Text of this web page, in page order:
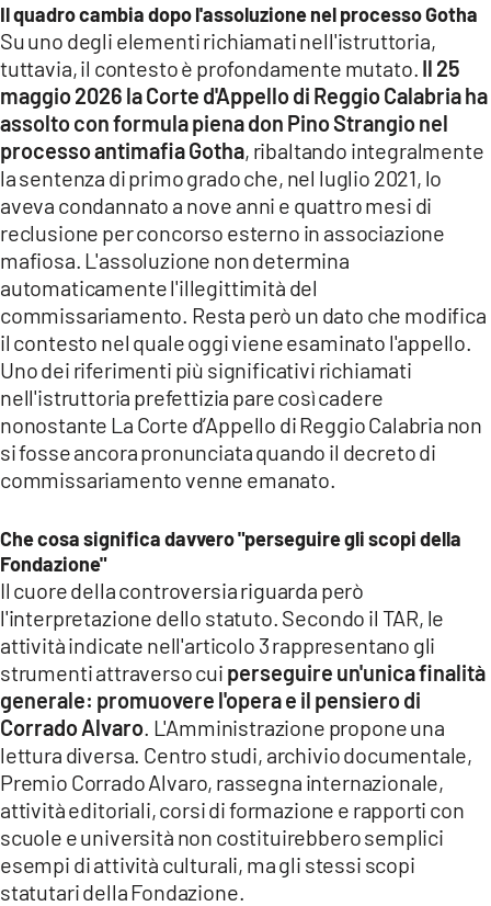
Il quadro cambia dopo l'assoluzione nel processo Gotha
Su uno degli elementi richiamati nell'istruttoria,
tuttavia, il contesto è profondamente mutato. Il 25
maggio 2026 la Corte d'Appello di Reggio Calabria ha
assolto con formula piena don Pino Strangio nel
processo antimafia Gotha, ribaltando integralmente
la sentenza di primo grado che, nel luglio 2021, lo
aveva condannato a nove anni e quattro mesi di
reclusione per concorso esterno in associazione
mafiosa. L'assoluzione non determina
automaticamente l'illegittimità del
commissariamento. Resta però un dato che modifica
il contesto nel quale oggi viene esaminato l'appello.
Uno dei riferimenti più significativi richiamati
nell'istruttoria prefettizia pare così cadere
nonostante La Corte d’Appello di Reggio Calabria non
si fosse ancora pronunciata quando il decreto di
commissariamento venne emanato.
Che cosa significa davvero "perseguire gli scopi della
Fondazione"
Il cuore della controversia riguarda però
l'interpretazione dello statuto. Secondo il TAR, le
attività indicate nell'articolo 3 rappresentano gli
strumenti attraverso cui perseguire un'unica finalità
generale: promuovere l'opera e il pensiero di
Corrado Alvaro . L'Amministrazione propone una
lettura diversa. Centro studi, archivio documentale,
Premio Corrado Alvaro, rassegna internazionale,
attività editoriali, corsi di formazione e rapporti con
scuole e università non costituirebbero semplici
esempi di attività culturali, ma gli stessi scopi
statutari della Fondazione.